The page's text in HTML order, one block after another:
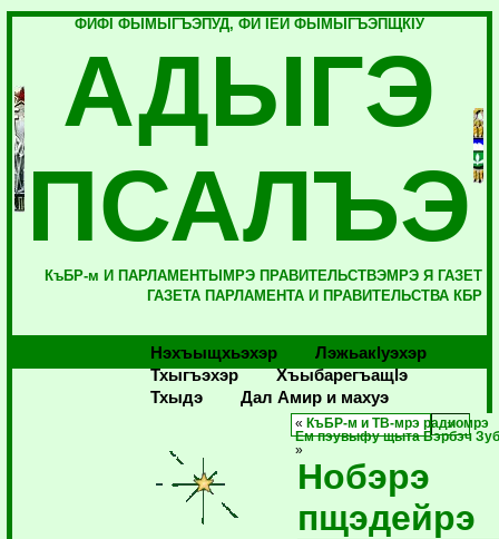
ФИФI ФЫМЫГЪЭПУД, ФИ IЕЙ ФЫМЫГЪЭПЩКIУ
АДЫГЭ
ПСАЛЪЭ
КъБР-м И ПАРЛАМЕНТЫМРЭ ПРАВИТЕЛЬСТВЭМРЭ Я ГАЗЕТ
ГАЗЕТА ПАРЛАМЕНТА И ПРАВИТЕЛЬСТВА КБР
Нэхъыщхьэхэр
Лэжьакlуэхэр
Тхыгъэхэр
Хъыбарегъащlэ
Тхыдэ
Дал Амир и махуэ
« КъБР-м и ТВ-мрэ радиомрэ
Ем пэувыфу щыта Бэрбэч
»
Нобэрэ
пщэдейрэ